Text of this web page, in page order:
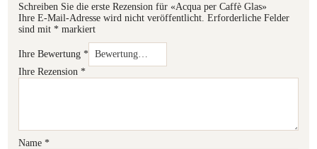
Schreiben Sie die erste Rezension für «Acqua per Caffè Glas»
Ihre E-Mail-Adresse wird nicht veröffentlicht. Erforderliche Felder
sind mit* markiert
Ihre Bewertung*
Ihre Rezension*
Name*